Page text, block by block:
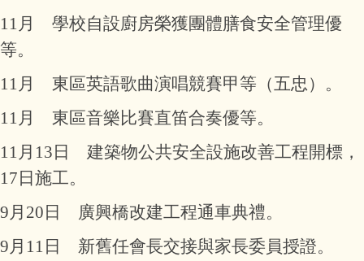
11月 學校自設廚房榮獲團體膳食安全管理優
等。
11月 東區英語歌曲演唱競賽甲等（五忠）。
11月 東區音樂比賽直笛合奏優等。
11月13日 建築物公共安全設施改善工程開標，
17日施工。
9月20日 廣興橋改建工程通車典禮。
9月11日 新舊任會長交接與家長委員授證。